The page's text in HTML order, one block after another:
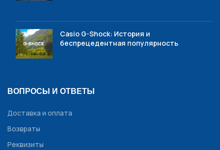
Casio G-Shock: История и
беспрецедентная популярность
ВОПРОСЫ И ОТВЕТЫ
Доставка и оплата
Возвраты
Реквизиты